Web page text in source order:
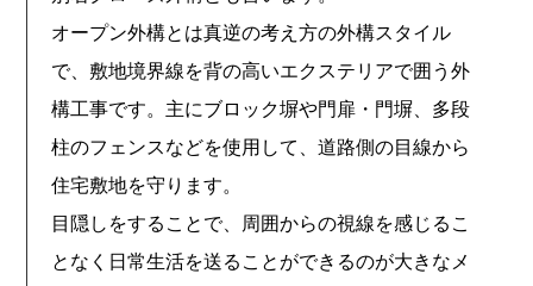
オープン外構とは真逆の考え方の外構スタイル
で、敷地境界線を背の高いエクステリアで囲う外
構工事です。主にブロック塀や門扉・門塀、多段
柱のフェンスなどを使用して、道路側の目線から
住宅敷地を守ります。
目隠しをすることで、周囲からの視線を感じるこ
となく日常生活を送ることができるのが大きなメ